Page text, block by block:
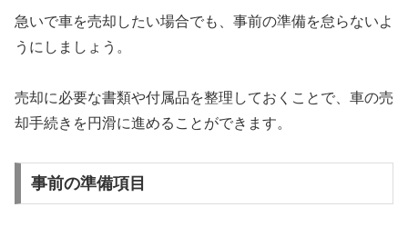
急いで車を売却したい場合でも、事前の準備を怠らないよ
うにしましょう。
売却に必要な書類や付属品を整理しておくことで、車の売
却手続きを円滑に進めることができます。
事前の準備項目